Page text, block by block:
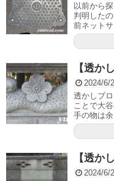
以前から
判明した
前ネット
【透
2024/6/
透かしブ
ことで大
手の物は
【透
2024/6/